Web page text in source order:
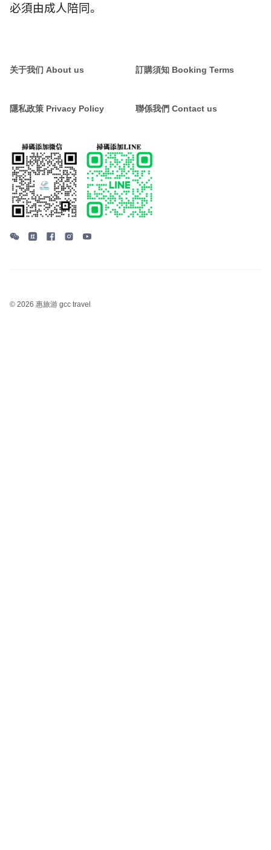
必須由成人陪同。
关于我们 About us 訂購須知 Booking Terms
隱私政策 Privacy Policy 聯係我們 Contact us
© 2026 惠旅游 gcc travel